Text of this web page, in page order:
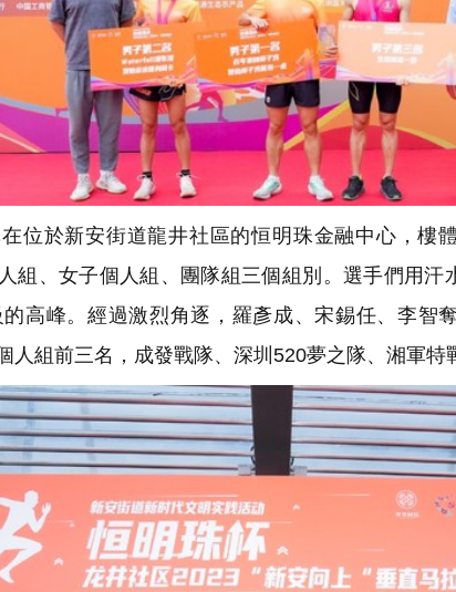
位於新安街道龍井社區的恒明珠金融中心，樓
組、女子個人組、團隊組三個組別。選手們用汗
高峰。經過激烈角逐，羅彥成、宋錫任、李智
人組前三名，成發戰隊、深圳520夢之隊、湘軍特